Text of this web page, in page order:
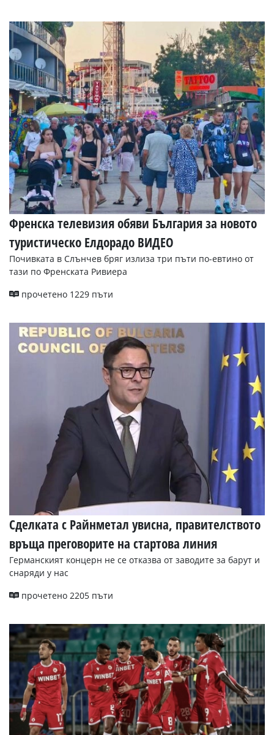
Френска телевизия обяви България за новото
туристическо Елдорадо ВИДЕО
Почивката в Слънчев бряг излиза три пъти по-евтино от
тази по Френската Ривиера
прочетено 1229 пъти
Сделката с Райнметал увисна, правителството
връща преговорите на стартова линия
Германският концерн не се отказва от заводите за барут и
снаряди у нас
прочетено 2205 пъти